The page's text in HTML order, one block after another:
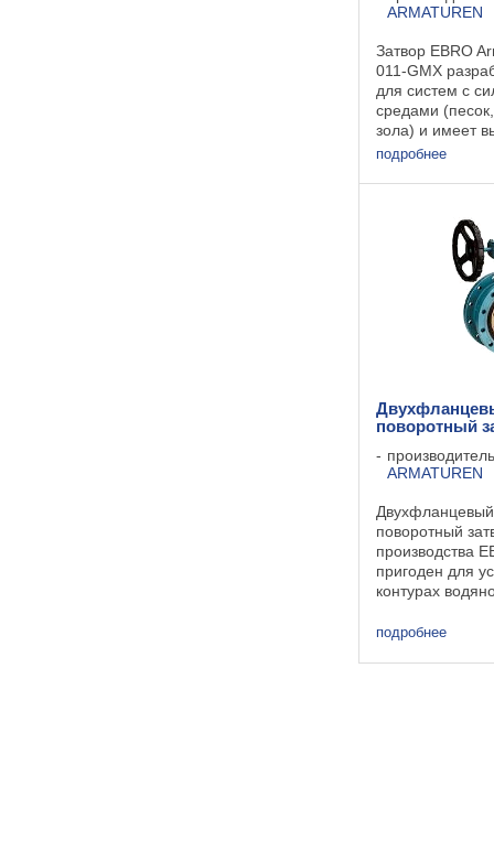
ARMATUREN
Затвор EBRO
011-GMX
для систем с
средами
зола) и имеет
выполнен из
подробнее
поворотный
ARMATUREN
поворотный
производства
пригоден для
контурах
технических
подробнее